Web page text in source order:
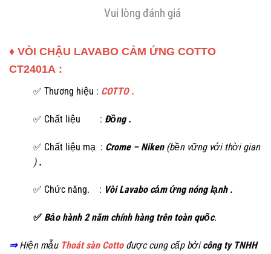
Vui lòng đánh giá
♦ VÒI CHẬU LAVABO CẢM ỨNG COTTO
CT2401A :
✅ Thương hiệu : COTTO .
✅ Chất liệu : Đồng .
✅ Chất liệu mạ : Crome – Niken (bền vững với thời gian
).
✅ Chức năng. : Vòi Lavabo cảm ứng nóng lạnh .
✅ Bảo hành 2 năm chính hàng trên toàn quốc.
⇒Hiện mẫu Thoát sàn Cottođược cung cấp bởicông ty TNHH